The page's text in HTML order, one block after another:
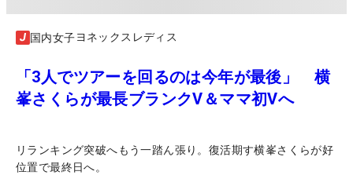
国内女子ヨネックスレディス
「3人でツアーを回るのは今年が最後」 横
峯さくらが最長ブランクV＆ママ初Vへ
リランキング突破へもう一踏ん張り。復活期す横峯さくらが好
位置で最終日へ。